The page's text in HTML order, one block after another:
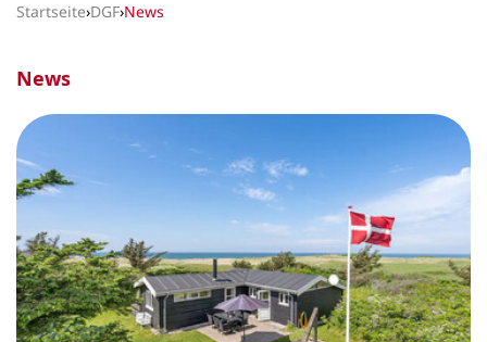
Startseite›DGF›News
News